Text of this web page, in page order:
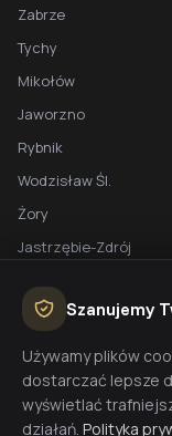
Zabrze
Tychy
Mikołów
Jaworzno
Rybnik
Wodzisław Śl.
Żory
Jastrzębie-Zdrój
BEZPŁATNA
Planujesz budowę
wycenę w 48h.
Szanujemy
Używamy plików
dostarczać lepsze
wyświetlać
działań. Polityka